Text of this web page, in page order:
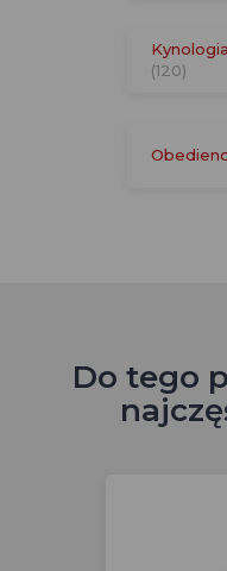
(120)
Do tego